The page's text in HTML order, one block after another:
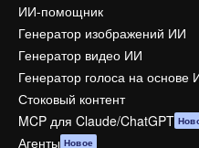
ИИ-помощник
Генератор изображений ИИ
Генератор видео ИИ
Генератор голоса на основе
Стоковый контент
MCP для Claude/ChatGPT
Агенты Новое